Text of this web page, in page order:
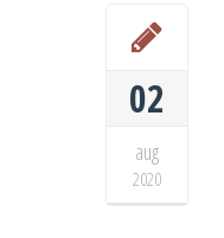
02
aug
2020